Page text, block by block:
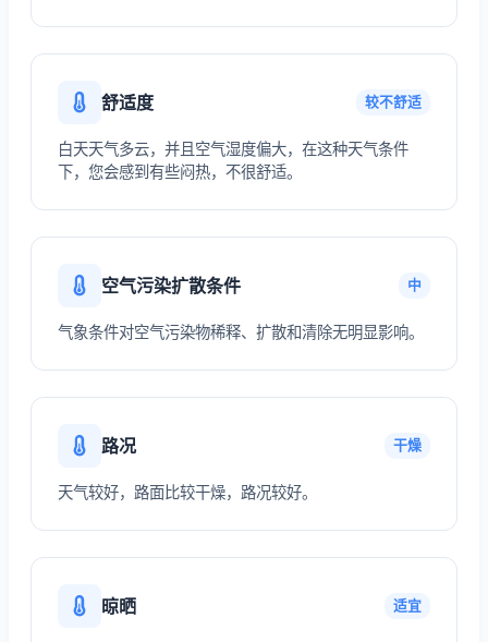
舒适度 较不舒适
白天天气多云，并且空气湿度偏大，在这种天气条件
下，您会感到有些闷热，不很舒适。
空气污染扩散条件 中
气象条件对空气污染物稀释、扩散和清除无明显影响。
路况 干燥
天气较好，路面比较干燥，路况较好。
晾晒 适宜